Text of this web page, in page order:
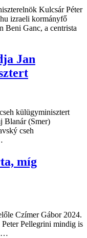
Kulcsár Péter
izraeli kormányfő
Beni Ganc, a centrista
Jan
külügyminisztert
Blanár (Smer)
cseh
míg
Czímer Gábor 2024.
Pellegrini mindig is